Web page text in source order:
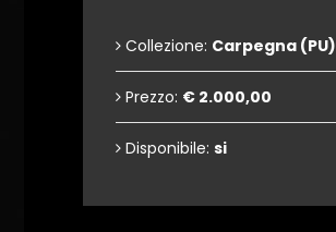
Collezione: Carpegna (PU)
Prezzo: € 2.000,00
Disponibile: si